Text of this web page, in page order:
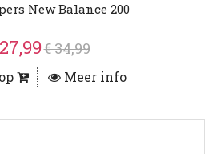
New Balance 200
€ 34,99
Meer info